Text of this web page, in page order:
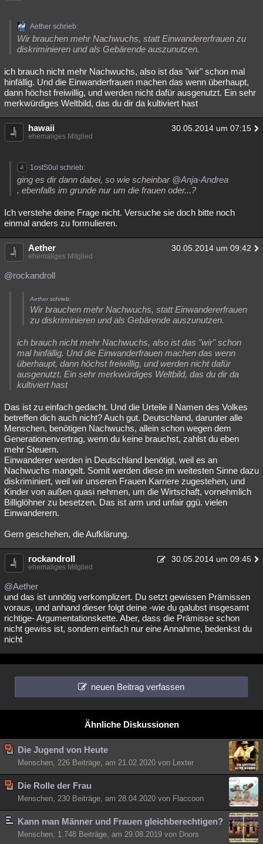
Aether schrieb:
Wir brauchen mehr Nachwuchs, statt Einwandererfrauen zu
diskriminieren und als Gebärende auszunutzen.
ich brauch nicht mehr Nachwuchs, also ist das "wir" schon mal
hinfällig. Und die Einwanderfrauen machen das wenn überhaupt,
dann höchst freiwillig, und werden nicht dafür ausgenutzt. Ein sehr
merkwürdiges Weltbild, das du dir da kultiviert hast
hawaii 30.05.2014 um 07:15
ehemaliges Mitglied
1ostS0ul schrieb:
ging es dir dann dabei, so wie scheinbar @Anja-Andrea
, ebenfalls im grunde nur um die frauen oder...?
Ich verstehe deine Frage nicht. Versuche sie doch bitte noch
einmal anders zu formulieren.
Aether 30.05.2014 um 09:42
ehemaliges Mitglied
@rockandroll
Aetherschrieb:
Wir brauchen mehr Nachwuchs, statt Einwandererfrauen
zu diskriminieren und als Gebärende auszunutzen.
ich brauch nicht mehr Nachwuchs, also ist das "wir" schon
mal hinfällig. Und die Einwanderfrauen machen das wenn
überhaupt, dann höchst freiwillig, und werden nicht dafür
ausgenutzt. Ein sehr merkwürdiges Weltbild, das du dir da
kultiviert hast
Das ist zu einfach gedacht. Und die Urteile il Namen des Volkes
betreffen dich auch nicht? Auch gut. Deutschland, darunter alle
Menschen, benötigen Nachwuchs, allein schon wegen dem
Generationenvertrag, wenn du keine brauchst, zahlst du eben
mehr Steuern.
Einwanderer werden in Deutschland benötigt, weil es an
Nachwuchs mangelt. Somit werden diese im weitesten Sinne dazu
diskriminiert, weil wir unseren Frauen Karriere zugestehen, und
Kinder von außen quasi nehmen, um die Wirtschaft, vornehmlich
Billiglöhner zu besetzen. Das ist arm und unfair ggü. vielen
Einwanderern.
Gern geschehen, die Aufklärung.
rockandroll 30.05.2014 um 09:45
ehemaliges Mitglied
@Aether
und das ist unnötig verkomplizert. Du setzt gewissen Prämissen
voraus, und anhand dieser folgt deine -wie du galubst insgesamt
richtige- Argumentationskette. Aber, dass die Prämisse schon
nicht gewiss ist, sondern einfach nur eine Annahme, bedenkst du
nicht
neuen Beitrag verfassen
Ähnliche Diskussionen
Die Jugend von Heute
Menschen, 226 Beiträge, am 21.02.2020 von Lexter
Die Rolle der Frau
Menschen, 230 Beiträge, am 28.04.2020 von Flaccoon
Kann man Männer und Frauen gleichberechtigen?
Menschen, 1.748 Beiträge, am 29.08.2019 von Doors